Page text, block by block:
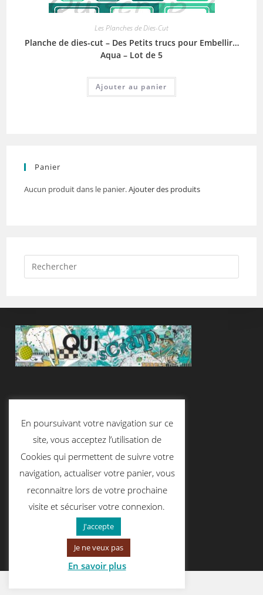
Les Planches de Dies-Cut
Planche de dies-cut – Des Petits trucs pour Embellir…
Aqua – Lot de 5
Ajouter au panier
Panier
Aucun produit dans le panier.Ajouter des produits
Contactez-Nous
contact@quiscrap.fr
En poursuivant votre navigation sur ce
site, vous acceptez l’utilisation de
Cookies qui permettent de suivre votre
navigation, actualiser votre panier, vous
reconnaitre lors de votre prochaine
visite et sécuriser votre connexion.
J'accepte
Je ne veux pas
En savoir plus